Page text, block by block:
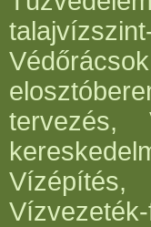
tervezés,
Vízépítés,